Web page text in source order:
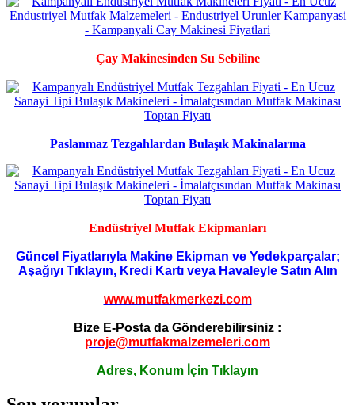
Çay Makinesinden Su Sebiline
Paslanmaz Tezgahlardan Bulaşık Makinalarına
Endüstriyel Mutfak Ekipmanları
Güncel Fiyatlarıyla Makine Ekipman ve Yedekparçalar;
Aşağıyı Tıklayın, Kredi Kartı veya Havaleyle Satın Alın
www.mutfakmerkezi.com
Bize E-Posta da Gönderebilirsiniz :
proje@mutfakmalzemeleri.com
Adres, Konum İçin Tıklayın